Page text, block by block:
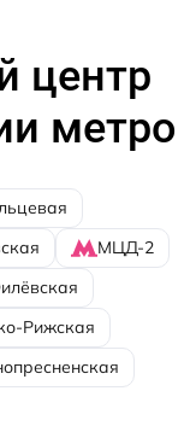
центр
метро
МЦД-2
Рижская